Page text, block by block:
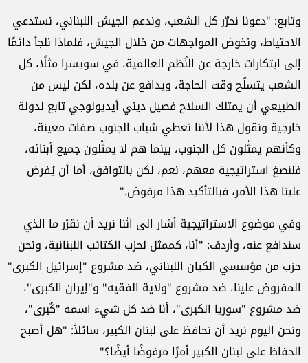
وتابع: "دعونا نحرّر كل الشعب، وندعم الجيش اللبناني، نستدعي
الاحتياط، ونخوض المواجهات من خلال الجيش، فلماذا نلجأ دائمًا
إلى ابتكارات خارجة عن النُظم العالمية، في سويسرا مثلًا، كل
الشعب يتسلّح وقت الحاجة، ويدافع عن بلده، لكن ليس من
الطبيعي أن يمتلك السلاح فصيل ديني أيديولوجي تابع لدولة
خارجية ونقول هذا لأننا نعطي شباب الجنوب صفات معينة،
وكأنهم يمثّلون كل الجنوب، بينما هم لا يمثّلون جميع أبنائه،
فلنصغ استراتيجية معهم، نعم، لكن بالتوافق، أما أن يُفرض
علينا هذا الأمر، فبالتأكيد هذا مرفوض."
وفي موضوع الاستراتيجية أشار الى انّنا نريد أن نقرّر ما الذي
سندافع عنه، وأردف: "أنا، كممثل لحزب الكتائب اللبنانية، ونحن
حزب من مؤسسي الكيان اللبناني، ضد مشروع "إسرائيل الكبرى"
المفروض علينا، ضد مشروع "ولاية الفقيه" و"إيران الكبرى"،
ضد مشروع "سوريا الكبرى"، أنا ضد كل شيء اسمه "كُبرى"،
ونحن اليوم نريد أن نحافظ على لبنان الكبير، سائلاً: "هل أصبح
الحفاظ على لبنان الكبير أمرًا مرفوضًا أيضًا؟"